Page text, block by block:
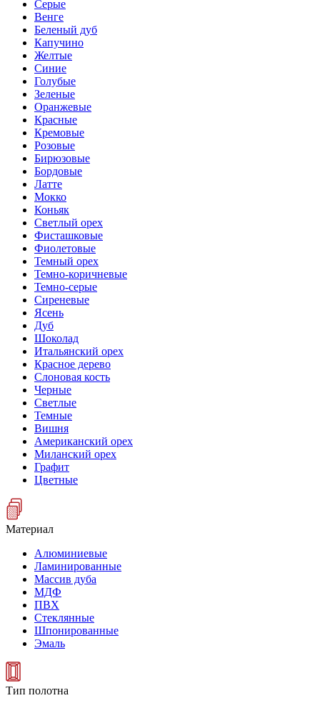
Серые
Венге
Беленый дуб
Капучино
Желтые
Синие
Голубые
Зеленые
Оранжевые
Красные
Кремовые
Розовые
Бирюзовые
Бордовые
Латте
Мокко
Коньяк
Светлый орех
Фисташковые
Фиолетовые
Темный орех
Темно-коричневые
Темно-серые
Сиреневые
Ясень
Дуб
Шоколад
Итальянский орех
Красное дерево
Слоновая кость
Черные
Светлые
Темные
Вишня
Американский орех
Миланский орех
Графит
Цветные
Материал
Алюминиевые
Ламинированные
Массив дуба
МДФ
ПВХ
Стеклянные
Шпонированные
Эмаль
Тип полотна